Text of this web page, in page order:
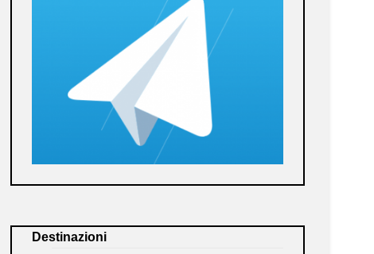
Destinazioni